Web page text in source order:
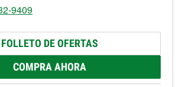
9409
FOLLETO DE OFERTAS
COMPRA AHORA